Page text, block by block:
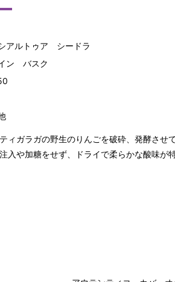
アルトゥア シードラ
ン バスク
ィガラガの野生のりんごを破砕、発酵させ
入や加糖をせず、ドライで柔らかな酸味が